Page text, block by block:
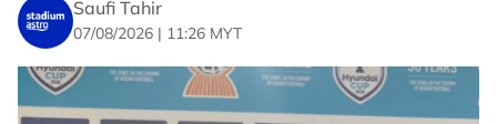
Saufi Tahir
07/08/2026 | 11:26 MYT